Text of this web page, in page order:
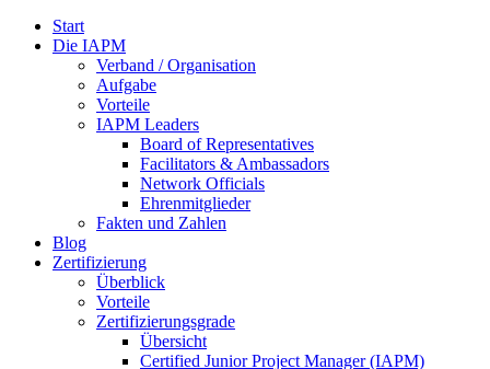
Start
Die IAPM
Verband / Organisation
Aufgabe
Vorteile
IAPM Leaders
Board of Representatives
Facilitators & Ambassadors
Network Officials
Ehrenmitglieder
Fakten und Zahlen
Blog
Zertifizierung
Überblick
Vorteile
Zertifizierungsgrade
Übersicht
Certified Junior Project Manager (IAPM)